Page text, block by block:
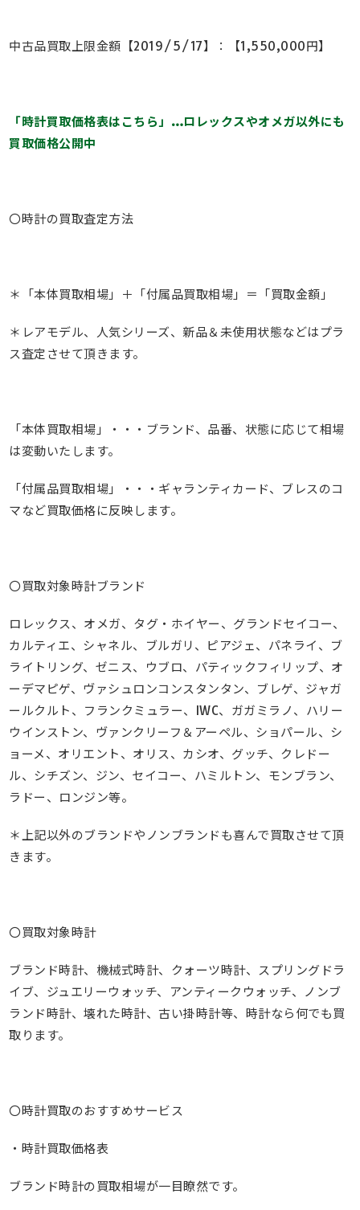
中古品買取上限金額【2019/5/17】：【1,550,000円】
「時計買取価格表はこちら」…ロレックスやオメガ以外にも
買取価格公開中
〇時計の買取査定方法
＊「本体買取相場」＋「付属品買取相場」＝「買取金額」
＊レアモデル、人気シリーズ、新品＆未使用状態などはプラ
ス査定させて頂きます。
「本体買取相場」・・・ブランド、品番、状態に応じて相場
は変動いたします。
「付属品買取相場」・・・ギャランティカード、ブレスのコ
マなど買取価格に反映します。
〇買取対象時計ブランド
ロレックス、オメガ、タグ・ホイヤー、グランドセイコー、
カルティエ、シャネル、ブルガリ、ピアジェ、パネライ、ブ
ライトリング、ゼニス、ウブロ、パティックフィリップ、オ
ーデマピゲ、ヴァシュロンコンスタンタン、ブレゲ、ジャガ
ールクルト、フランクミュラー、IWC、ガガミラノ、ハリー
ウインストン、ヴァンクリーフ＆アーペル、ショパール、シ
ョーメ、オリエント、オリス、カシオ、グッチ、クレドー
ル、シチズン、ジン、セイコー、ハミルトン、モンブラン、
ラドー、ロンジン等。
＊上記以外のブランドやノンブランドも喜んで買取させて頂
きます。
〇買取対象時計
ブランド時計、機械式時計、クォーツ時計、スプリングドラ
イブ、ジュエリーウォッチ、アンティークウォッチ、ノンブ
ランド時計、壊れた時計、古い掛時計等、時計なら何でも買
取ります。
〇時計買取のおすすめサービス
・時計買取価格表
ブランド時計の買取相場が一目瞭然です。